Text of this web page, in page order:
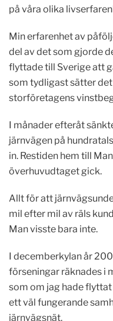
på våra olika
Min erfarenhet av
del av det som gjorde
flyttade till Sverige att
som tydligast sätter
storföretagens
I månader efteråt
järnvägen på
in. Restiden hem till
överhuvudtaget gick.
Allt för att
mil efter mil av räls
Man visste bara inte.
I decemberkylan år
förseningar räknades i
som om jag hade
ett väl fungerande
järnvägsnät.